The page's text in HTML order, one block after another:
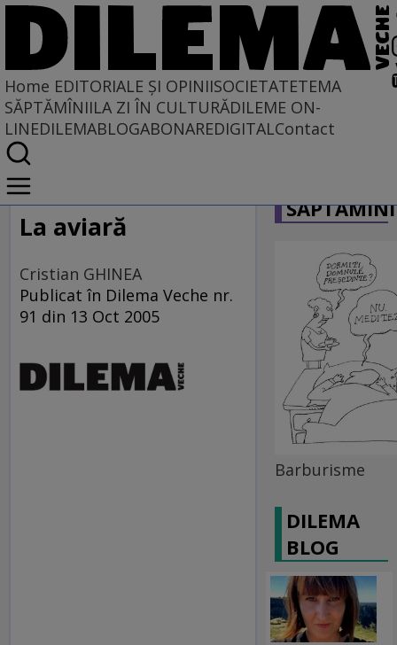
Home EDITORIALE ȘI OPINIISOCIETATETEMA
SĂPTĂMÎNIILA ZI ÎN CULTURĂDILEME ON-
LINEDILEMABLOGABONAREDIGITALContact
Home
EDITORIALE ȘI OPINII
PE CE LUME TRĂIM
La aviară
Cristian GHINEA
Publicat în Dilema Veche nr.
91 din 13 Oct 2005
Barburisme
DILEMA
BLOG